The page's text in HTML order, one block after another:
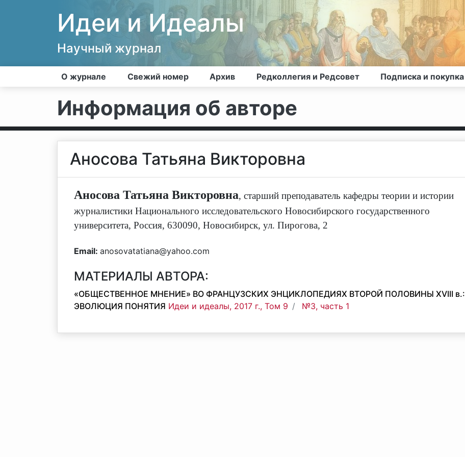
Идеи и Идеалы
Научный журнал
О журнале Свежий номер Архив Редколлегия и Редсовет Подписка и покупка
Информация об авторе
Аносова Татьяна Викторовна
Аносова Татьяна Викторовна, старший преподаватель кафедры теории и истории
журналистики Национального исследовательского Новосибирского государственного
университета, Россия, 630090, Новосибирск, ул. Пирогова, 2
Email: anosovatatiana@yahoo.com
МАТЕРИАЛЫ АВТОРА:
«ОБЩЕСТВЕННОЕ МНЕНИЕ» ВО ФРАНЦУЗСКИХ ЭНЦИКЛОПЕДИЯХ ВТОРОЙ ПОЛОВИНЫ XVIII в.:
ЭВОЛЮЦИЯ ПОНЯТИЯ Идеи и идеалы, 2017 г., Том 9 №3, часть 1